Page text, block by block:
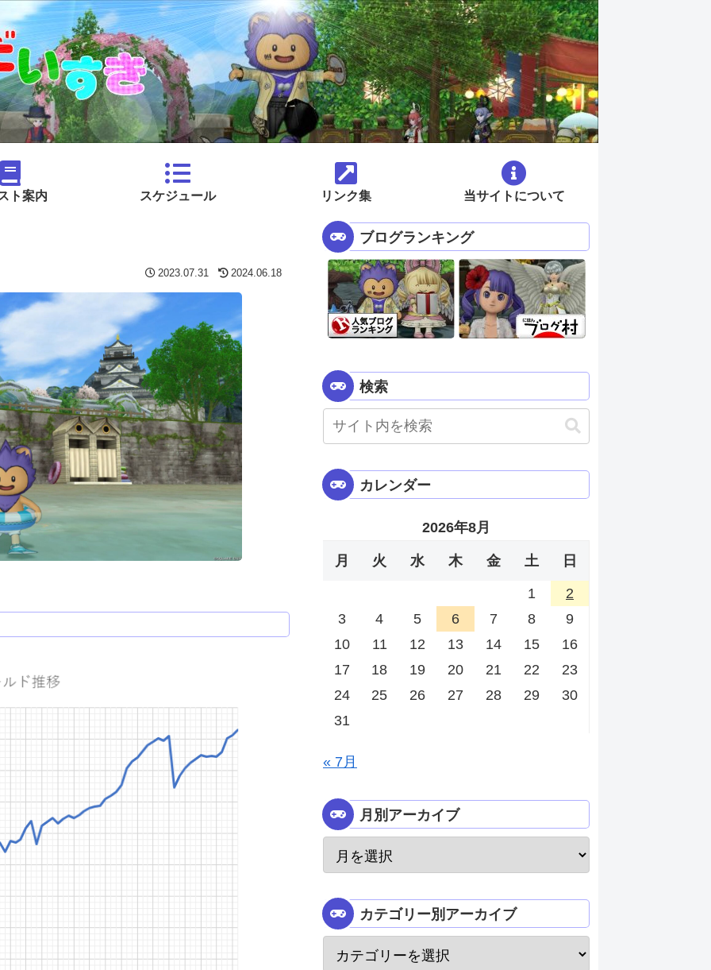
ト案内 スケジュール リンク集 当サイトについて
2023.07.31 2024.06.18
ブログランキング
検索
カレンダー
2026年8月
月 火 水 木 金 土 日
1
2
3
4 5 6 7 8
9
10
11 12 13 14 15
16
17
18 19 20 21 22
23
24
25 26 27 28 29
30
31
« 7月
月別アーカイブ
カテゴリー別アーカイブ